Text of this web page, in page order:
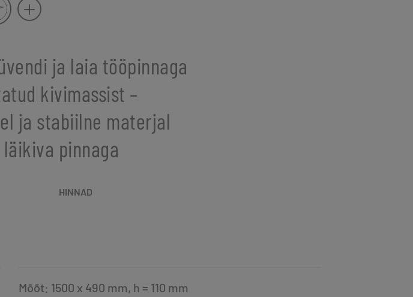
ja laia tööpinnaga
kivimassist –
ja stabiilne materjal
pinnaga
HINNAD
Mõõt: 1500 x 490 mm, h = 110 mm